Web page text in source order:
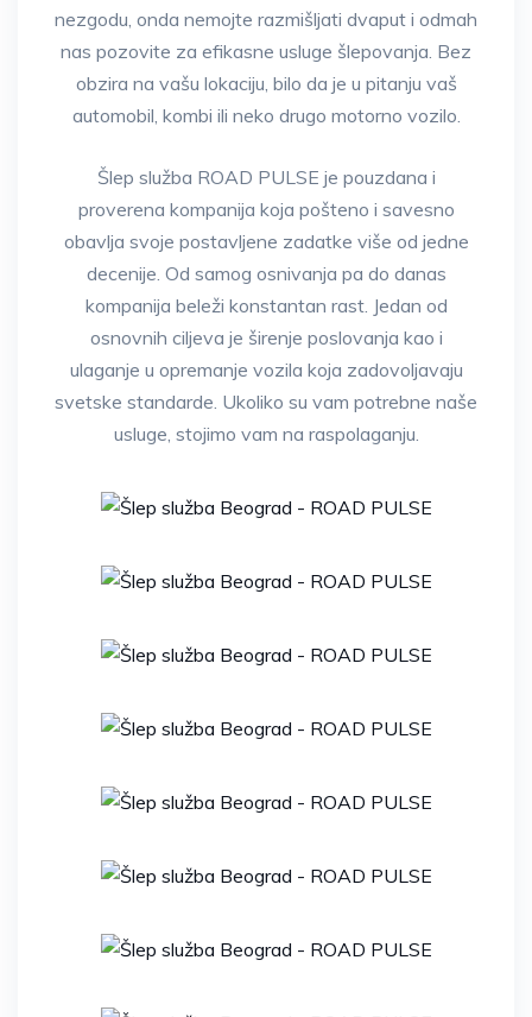
nezgodu, onda nemojte razmišljati dvaput i odmah
nas pozovite za efikasne usluge šlepovanja. Bez
obzira na vašu lokaciju, bilo da je u pitanju vaš
automobil, kombi ili neko drugo motorno vozilo.
Šlep služba ROAD PULSE je pouzdana i
proverena kompanija koja pošteno i savesno
obavlja svoje postavljene zadatke više od jedne
decenije. Od samog osnivanja pa do danas
kompanija beleži konstantan rast. Jedan od
osnovnih ciljeva je širenje poslovanja kao i
ulaganje u opremanje vozila koja zadovoljavaju
svetske standarde. Ukoliko su vam potrebne naše
usluge, stojimo vam na raspolaganju.